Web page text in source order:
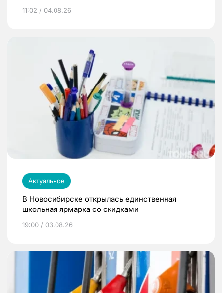
11:02 / 04.08.26
Актуальное
В Новосибирске открылась единственная
школьная ярмарка со скидками
19:00 / 03.08.26